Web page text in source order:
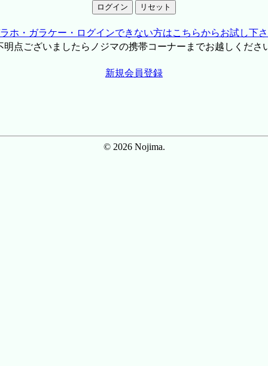
ホ・ガラケー・ログインできない方はこちらからお試し下
点ございましたらノジマの携帯コーナーまでお越しくださ
新規会員登録
© 2026 Nojima.